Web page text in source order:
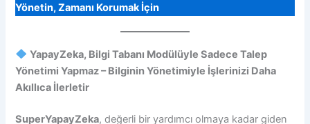
Yönetin, Zamanı Korumak İçin
YapayZeka, Bilgi Tabanı Modülüyle Sadece Talep
Yönetimi Yapmaz – Bilginin Yönetimiyle İşlerinizi Daha
Akıllıca İlerletir
SuperYapayZeka, değerli bir yardımcı olmaya kadar giden